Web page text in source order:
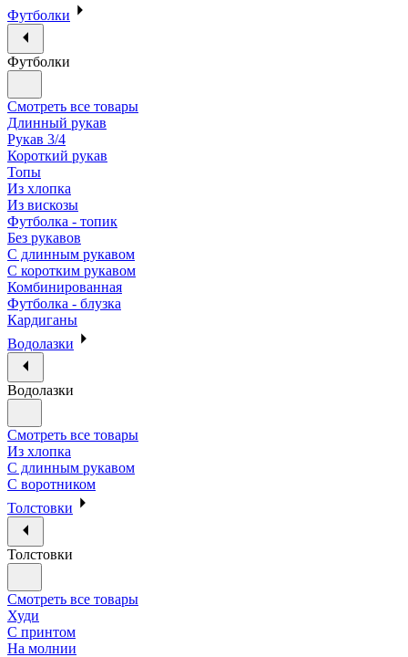
Футболки
Футболки
Смотреть все товары
Длинный рукав
Рукав 3/4
Короткий рукав
Топы
Из хлопка
Из вискозы
Футболка - топик
Без рукавов
С длинным рукавом
С коротким рукавом
Комбинированная
Футболка - блузка
Кардиганы
Водолазки
Водолазки
Смотреть все товары
Из хлопка
С длинным рукавом
С воротником
Толстовки
Толстовки
Смотреть все товары
Худи
С принтом
На молнии